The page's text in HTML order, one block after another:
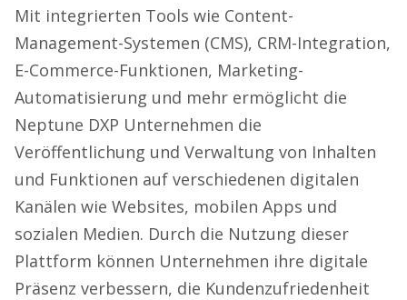
Mit integrierten Tools wie Content-
Management-Systemen (CMS), CRM-Integration,
E-Commerce-Funktionen, Marketing-
Automatisierung und mehr ermöglicht die
Neptune DXP Unternehmen die
Veröffentlichung und Verwaltung von Inhalten
und Funktionen auf verschiedenen digitalen
Kanälen wie Websites, mobilen Apps und
sozialen Medien. Durch die Nutzung dieser
Plattform können Unternehmen ihre digitale
Präsenz verbessern, die Kundenzufriedenheit